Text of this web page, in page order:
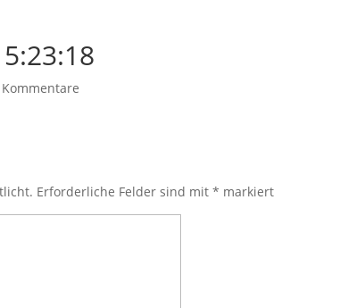
Erforderliche Felder sind mit* markiert